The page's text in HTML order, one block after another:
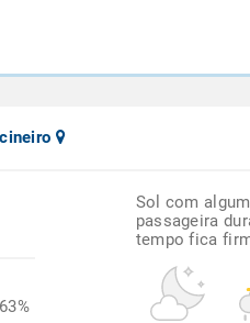
Sol com
passageira
tempo fica